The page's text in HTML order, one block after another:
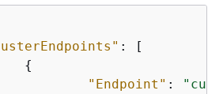
: [
{
"Endpoint" :